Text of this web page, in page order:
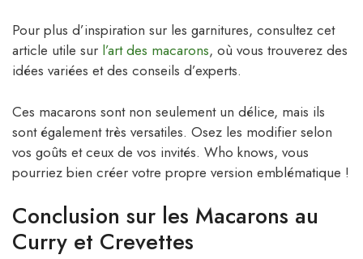
Pour plus d’inspiration sur les garnitures, consultez cet
article utile sur l’art des macarons, où vous trouverez des
idées variées et des conseils d’experts.
Ces macarons sont non seulement un délice, mais ils
sont également très versatiles. Osez les modifier selon
vos goûts et ceux de vos invités. Who knows, vous
pourriez bien créer votre propre version emblématique !
Conclusion sur les Macarons au
Curry et Crevettes